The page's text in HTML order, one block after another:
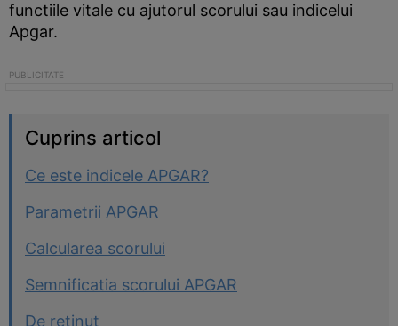
functiile vitale cu ajutorul scorului sau indicelui
Apgar.
Cuprins articol
Ce este indicele APGAR?
Parametrii APGAR
Calcularea scorului
Semnificatia scorului APGAR
De retinut